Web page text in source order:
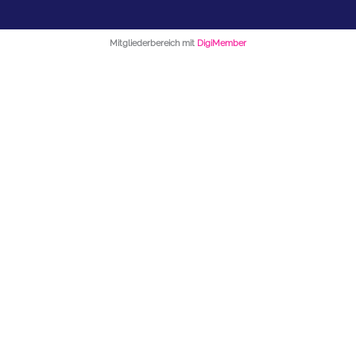
Mitgliederbereich mit DigiMember